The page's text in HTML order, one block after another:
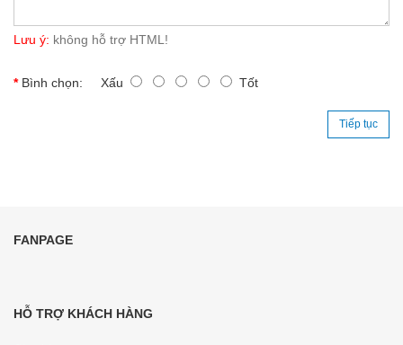
Lưu ý: không hỗ trợ HTML!
Bình chọn: Xấu Tốt
Tiếp tục
FANPAGE
HỖ TRỢ KHÁCH HÀNG